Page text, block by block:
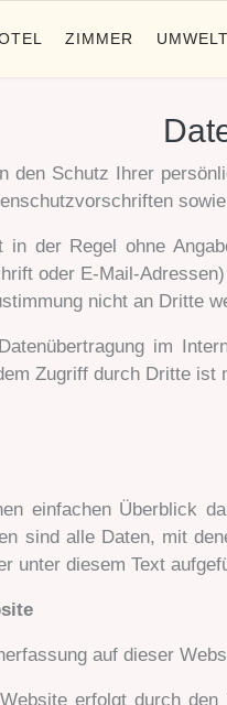
ZIMMER UMWELT
den Schutz Ihrer
der Regel ohne
oder E-Mail-
nicht an Dritte
im
Zugriff durch Dritte ist
einfachen Überblick
sind alle Daten, mit
unter diesem Text
auf dieser
erfolgt durch